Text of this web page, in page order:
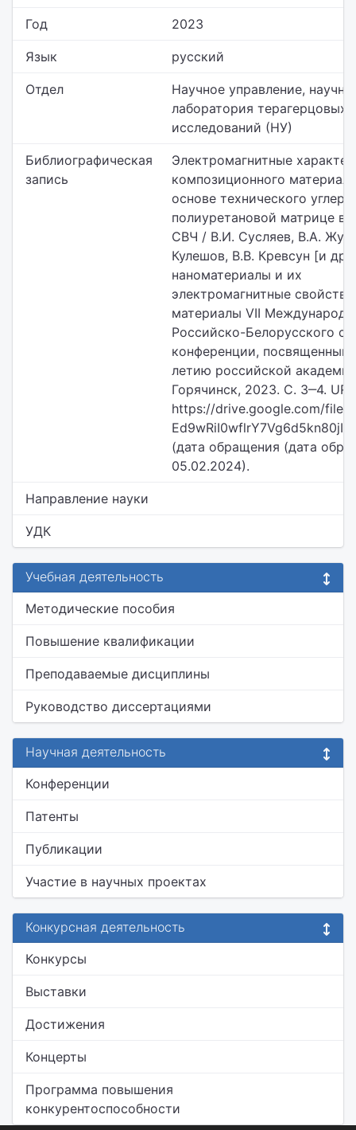
Год 2023
Язык русский
Отдел Научное управление,
лаборатория терагерцовых
исследований (НУ)
Библиографическая
запись
Электромагнитные
композиционного
основе технического
полиуретановой матрице в
СВЧ / В.И. Сусляев, В.А.
Кулешов, В.В. Кревсун [и
наноматериалы и их
электромагнитные свойства
материалы VII
Российско-Белорусского
конференции, посвященный
летию российской
Горячинск, 2023. С. 3‒4.
https://drive.google.com/file/
Ed9wRiI0wflrY7Vg6d5kn80jI/
(дата обращения (дата
05.02.2024).
Направление науки
УДК
Учебная деятельность
Методические пособия
Повышение квалификации
Преподаваемые дисциплины
Руководство диссертациями
Научная деятельность
Конференции
Патенты
Публикации
Участие в научных проектах
Конкурсная деятельность
Конкурсы
Выставки
Достижения
Концерты
Программа повышения
конкурентоспособности